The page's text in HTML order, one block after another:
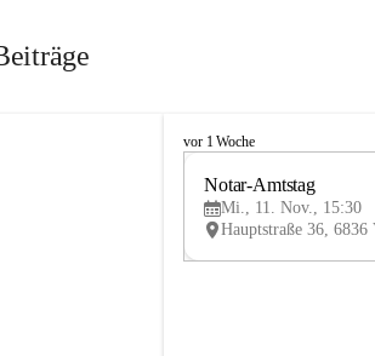
V
vor 1 Woche
Notar-Amtstag
Mi., 11. Nov., 15:30